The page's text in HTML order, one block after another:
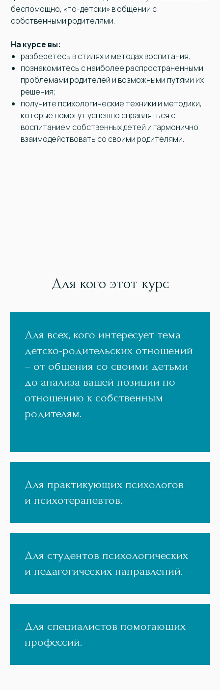
беспомощно, «по-детски» в общении с
собственными родителями.
На курсе вы:
разберетесь в стилях и методах воспитания;
познакомитесь с наиболее распространенными
проблемами родителей и возможными путями их
решения;
получите психологические техники и методики,
которые помогут успешно справляться с
воспитанием собственных детей и гармонично
взаимодействовать со своими родителями.
Для кого этот курс
Для всех, кого интересует тема
детско-родительских отношений
– от общения со своими детьми
до анализа вашей позиции по
отношению к собственным
родителям.
Для практикующих психологов
и психотерапевтов.
Для студентов психологических
и педагогических направлений.
Для специалистов помогающих
профессий.